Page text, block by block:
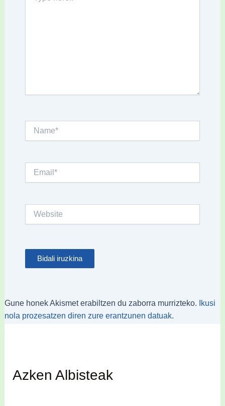
Name*
Gune honek Akismet erabiltzen du zaborra murrizteko.
Ikusi
nola prozesatzen diren zure erantzunen datuak.
Azken Albisteak